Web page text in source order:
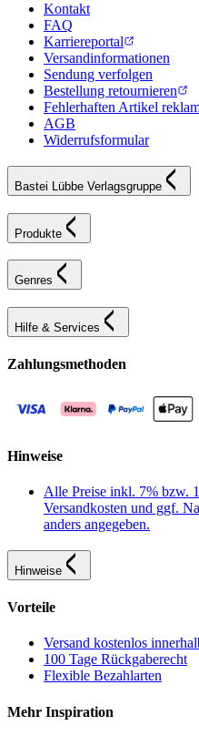
Kontakt
FAQ
Karriereportal
Versandinformationen
Sendung verfolgen
Bestellung retournieren
Fehlerhaften Artikel
AGB
Widerrufsformular
Bastei Lübbe Verlagsgruppe
Produkte
Genres
Hilfe & Services
Zahlungsmethoden
Hinweise
Alle Preise inkl. 7% bzw.
Versandkosten und ggf.
anders angegeben.
Hinweise
Vorteile
Versand kostenlos
100 Tage Rückgaberecht
Flexible Bezahlarten
Mehr Inspiration